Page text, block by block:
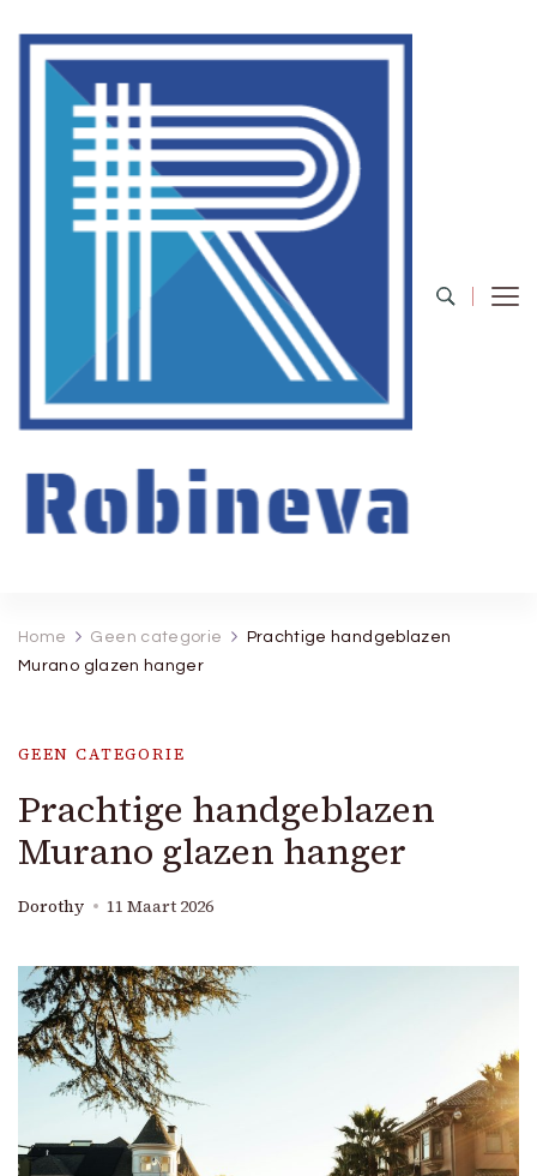
Home Geen categorie
Prachtige handgeblazen
Murano glazen hanger
GEEN CATEGORIE
Prachtige handgeblazen
Murano glazen hanger
Dorothy 11 Maart 2026